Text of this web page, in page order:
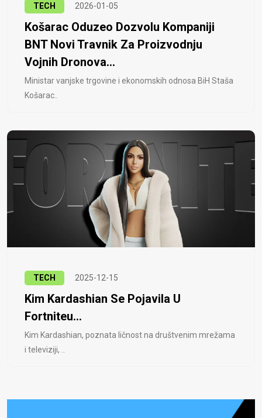
TECH 2026-01-05
Košarac Oduzeo Dozvolu Kompaniji
BNT Novi Travnik Za Proizvodnju
Vojnih Dronova...
Ministar vanjske trgovine i ekonomskih odnosa BiH Staša
Košarac..
TECH 2025-12-15
Kim Kardashian Se Pojavila U
Fortniteu...
Kim Kardashian, poznata ličnost na društvenim mrežama
i televiziji, ..